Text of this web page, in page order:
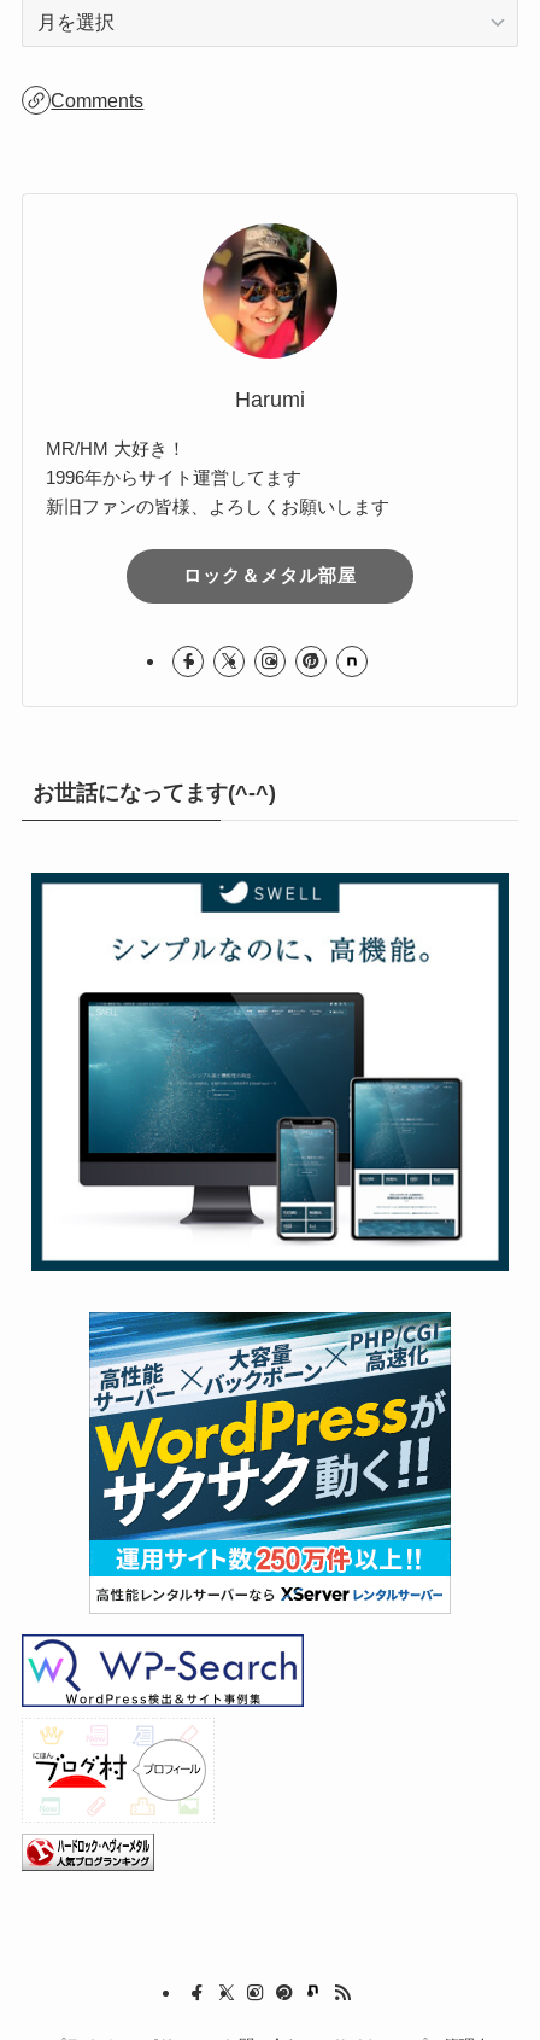
ー
カ
イ
Comments
Harumi
MR/HM 大好き！
1996年からサイト運営してます
新旧ファンの皆様、よろしくお願いします
ロック＆メタル部屋
お世話になってます(^-^)